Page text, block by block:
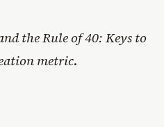
the Rule of 40: Keys to
metric.